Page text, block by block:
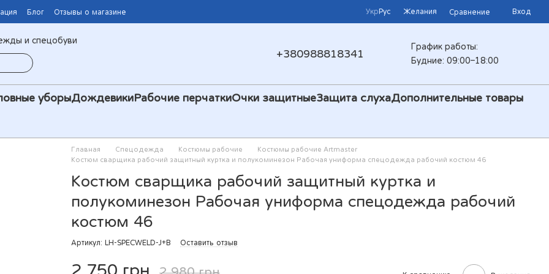
Блог Отзывы о магазине УкрРус Желания Сравнение Вход
и спецобуви
+380988818341
График работы:
Будние: 09:00–18:00
уборыДождевикиРабочие перчаткиОчки защитныеЗащита слухаДополнительные товары
Главная Спецодежда Костюмы рабочие
Костюмы рабочие Artmaster
Костюм сварщика рабочий защитный куртка и полукоминезон Рабочая униформа спецодежда рабочий костюм 46
Костюм сварщика рабочий защитный куртка и
полукоминезон Рабочая униформа спецодежда рабочий
костюм 46
Артикул: LH-SPECWELD-J+B Оставить отзыв
2 750 грн